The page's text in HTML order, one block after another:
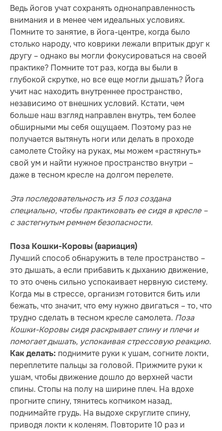
Ведь йогов учат сохранять однонаправленность
внимания и в менее чем идеальных условиях.
Помните то занятие, в йога-центре, когда было
столько народу, что коврики лежали впритык друг к
другу – однако вы могли фокусироваться на своей
практике? Помните тот раз, когда вы были в
глубокой скрутке, но все еще могли дышать? Йога
учит нас находить внутреннее пространство,
независимо от внешних условий. Кстати, чем
больше наш взгляд направлен внутрь, тем более
обширными мы себя ощущаем. Поэтому раз не
получается вытянуть ноги или делать в проходе
самолете Стойку на руках, мы можем «растянуть»
свой ум и найти нужное пространство внутри –
даже в тесном кресле на долгом перелете.
Эта последовательность из 5 поз создана
специально, чтобы практиковать ее сидя в кресле –
с застегнутым ремнем безопасности.
Поза Кошки-Коровы (вариация)
Лучший способ обнаружить в теле пространство –
это дышать, а если прибавить к дыханию движение,
то это очень сильно успокаивает нервную систему.
Когда мы в стрессе, организм готовится бить или
бежать, что значит, что ему нужно двигаться – то, что
трудно сделать в тесном кресле самолета. Поза
Кошки-Коровы сидя раскрывает спину и плечи и
помогает дышать, успокаивая стрессовую реакцию.
Как делать: поднимите руки к ушам, согните локти,
переплетите пальцы за головой. Прижмите руки к
ушам, чтобы движение дошло до верхней части
спины. Стопы на полу на ширине плеч. На вдохе
прогните спину, тянитесь копчиком назад,
поднимайте грудь. На выдохе скруглите спину,
приводя локти к коленям. Повторите 10 раз и